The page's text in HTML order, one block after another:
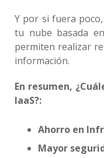
Y por si fuera
tu nube basada
permiten realizar
información.
En resumen,
IaaS?:
Ahorro en
Mayor